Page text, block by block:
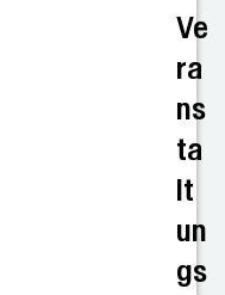
Ve
ra
ns
ta
lt
un
gs